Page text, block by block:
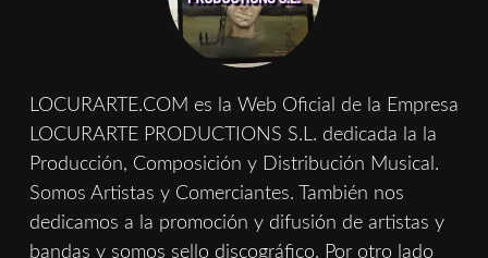
LOCURARTE.COM es la Web Oficial de la Empresa
LOCURARTE PRODUCTIONS S.L. dedicada la la
Producción, Composición y Distribución Musical.
Somos Artistas y Comerciantes. También nos
dedicamos a la promoción y difusión de artistas y
bandas y somos sello discográfico. Por otro lado